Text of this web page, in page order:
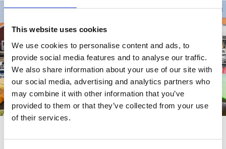
This website uses cookies
We use cookies to personalise content and ads, to
provide social media features and to analyse our traffic.
We also share information about your use of our site with
our social media, advertising and analytics partners who
may combine it with other information that you’ve
provided to them or that they’ve collected from your use
of their services.
Bo och äta gott på Björkö